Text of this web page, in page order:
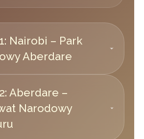
Nairobi – Park
Aberdare
Aberdare –
Narodowy